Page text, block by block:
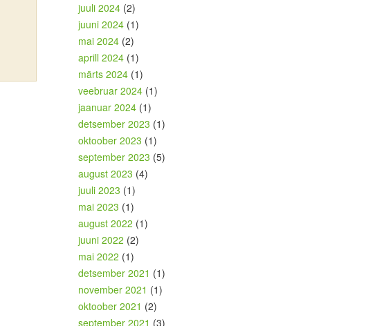
juuli 2024 (2)
juuni 2024 (1)
mai 2024 (2)
aprill 2024 (1)
märts 2024 (1)
veebruar 2024 (1)
jaanuar 2024 (1)
detsember 2023 (1)
oktoober 2023 (1)
september 2023 (5)
august 2023 (4)
juuli 2023 (1)
mai 2023 (1)
august 2022 (1)
juuni 2022 (2)
mai 2022 (1)
detsember 2021 (1)
november 2021 (1)
oktoober 2021 (2)
september 2021 (3)